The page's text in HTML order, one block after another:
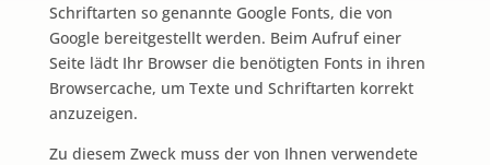
Schriftarten so genannte Google Fonts, die von
Google bereitgestellt werden. Beim Aufruf einer
Seite lädt Ihr Browser die benötigten Fonts in ihren
Browsercache, um Texte und Schriftarten korrekt
anzuzeigen.
Zu diesem Zweck muss der von Ihnen verwendete